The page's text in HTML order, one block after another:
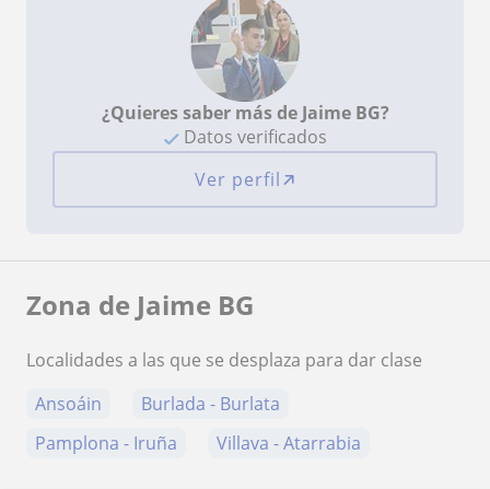
¿Quieres saber más de Jaime BG?
Datos verificados
Ver perfil
Zona de Jaime BG
Localidades a las que se desplaza para dar clase
Ansoáin
Burlada - Burlata
Pamplona - Iruña
Villava - Atarrabia